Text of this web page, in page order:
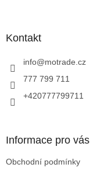
Kontakt
info@motrade.cz
777 799 711
+420777799711
Informace pro vás
Obchodní podmínky